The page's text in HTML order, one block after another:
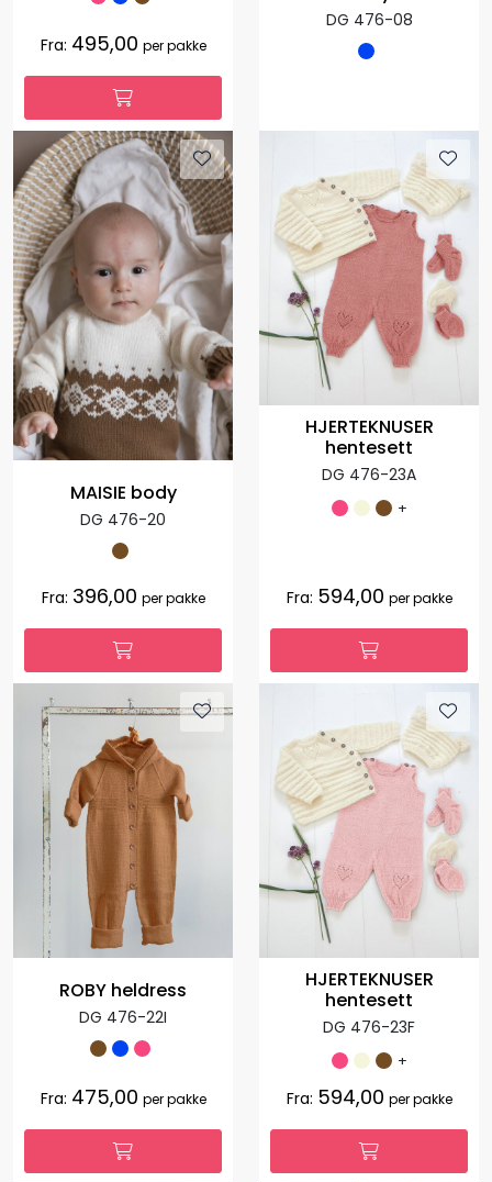
Fra: 495,00 per pakke
DG 476-08
MAISIE body
DG 476-20
Fra: 396,00 per pakke
HJERTEKNUSER
hentesett
DG 476-23A
+
Fra: 594,00 per pakke
ROBY heldress
DG 476-22I
Fra: 475,00 per pakke
HJERTEKNUSER
hentesett
DG 476-23F
+
Fra: 594,00 per pakke